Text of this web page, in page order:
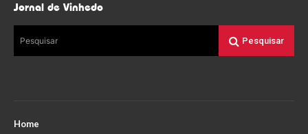
Jornal de Vinhedo
Pesquisar Pesquisar
Home